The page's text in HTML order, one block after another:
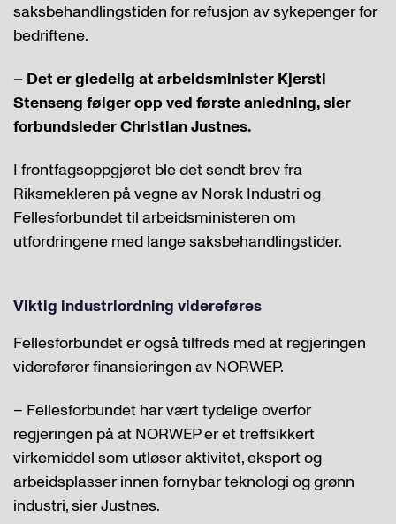
saksbehandlingstiden for refusjon av sykepenger for
bedriftene.
– Det er gledelig at arbeidsminister Kjersti
Stenseng følger opp ved første anledning, sier
forbundsleder Christian Justnes.
I frontfagsoppgjøret ble det sendt brev fra
Riksmekleren på vegne av Norsk Industri og
Fellesforbundet til arbeidsministeren om
utfordringene med lange saksbehandlingstider.
Viktig industriordning videreføres
Fellesforbundet er også tilfreds med at regjeringen
viderefører finansieringen av NORWEP.
– Fellesforbundet har vært tydelige overfor
regjeringen på at NORWEP er et treffsikkert
virkemiddel som utløser aktivitet, eksport og
arbeidsplasser innen fornybar teknologi og grønn
industri, sier Justnes.